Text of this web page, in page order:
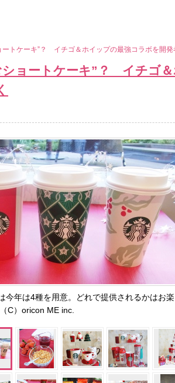
ートケーキ”？ イチゴ＆ホイップの最強コラボを開発
ショートケーキ”？ イチゴ
今年は4種を用意。どれで提供されるかはお
C）oricon ME inc.